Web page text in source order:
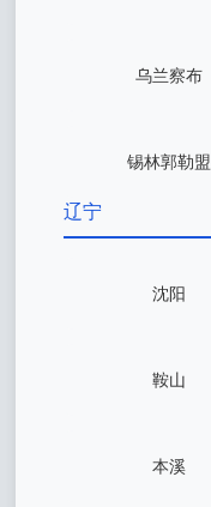
乌兰察布
锡林郭勒盟
辽宁
沈阳
鞍山
本溪